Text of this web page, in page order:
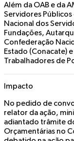
Além da OAB e da
Servidores Públicos
Nacional dos
Fundações,
Confederação
Estado (Conacate)
Trabalhadores de
Impacto
No pedido de
relator da ação,
adiantado trâmite
Orçamentárias no